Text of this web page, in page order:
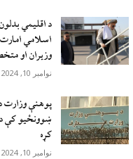
د اقليمي
اسلامي
وزيران او
نوامبر 10, 2024
پوهنې وزارت
ښوونځيو کې د
کړه
نوامبر 10, 2024